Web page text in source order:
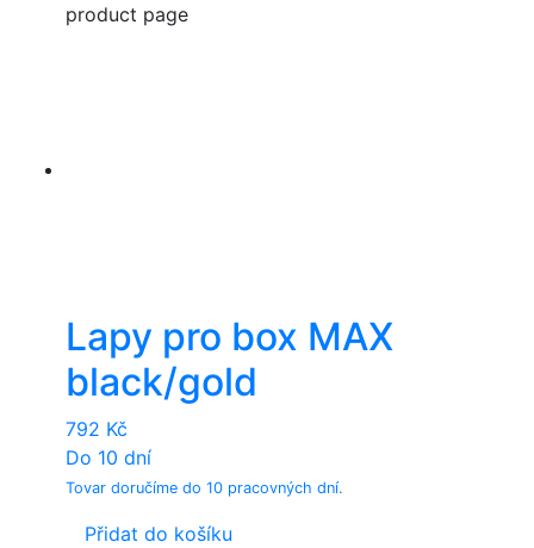
product page
Lapy pro box MAX
black/gold
792 Kč
Do 10 dní
Tovar doručíme do 10 pracovných dní.
Přidat do košíku